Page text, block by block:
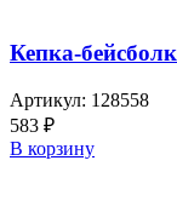
Кепка-
Артикул: 128558
583 ₽
В корзину